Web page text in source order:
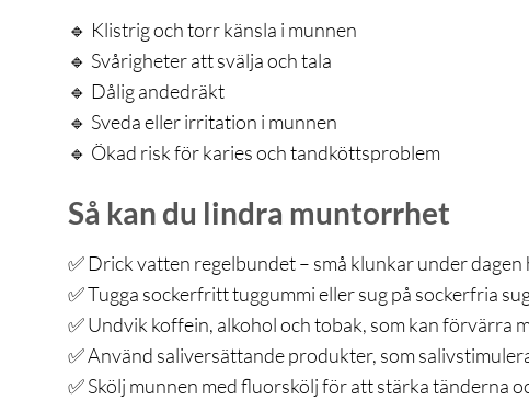
🔹 Klistrig och torr känsla i munnen
🔹 Svårigheter att svälja och tala
🔹 Dålig andedräkt
🔹 Sveda eller irritation i munnen
🔹 Ökad risk för karies och tandköttsproblem
Så kan du lindra muntorrhet
✅ Drick vatten regelbundet – små klunkar under
✅ Tugga sockerfritt tuggummi eller sug på sockerfria
✅ Undvik koffein, alkohol och tobak, som kan förvärra
✅ Använd saliversättande produkter, som
✅ Skölj munnen med fluorskölj för att stärka tänderna